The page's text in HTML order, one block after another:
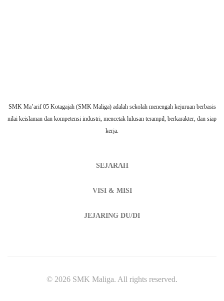
SMK Ma’arif 05 Kotagajah (SMK Maliga) adalah sekolah menengah kejuruan berbasis
nilai keislaman dan kompetensi industri, mencetak lulusan terampil, berkarakter, dan siap
kerja.
SEJARAH
VISI & MISI
JEJARING DU/DI
© 2026 SMK Maliga. All rights reserved.